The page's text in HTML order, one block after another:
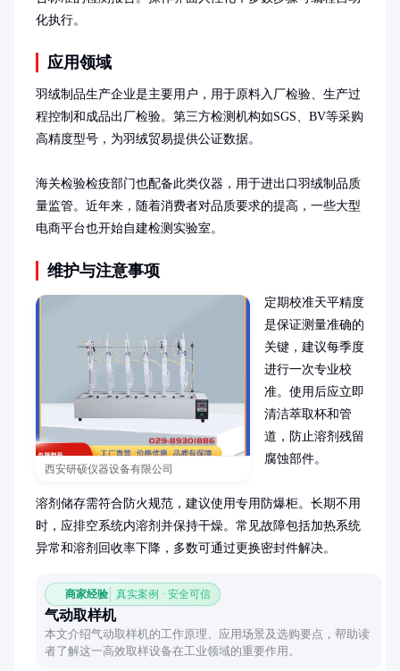
化执行。
应用领域
羽绒制品生产企业是主要用户，用于原料入厂检验、生产过
程控制和成品出厂检验。第三方检测机构如SGS、BV等采购
高精度型号，为羽绒贸易提供公证数据。
海关检验检疫部门也配备此类仪器，用于进出口羽绒制品质
量监管。近年来，随着消费者对品质要求的提高，一些大型
电商平台也开始自建检测实验室。
维护与注意事项
西安研硕仪器设备有限公司
定期校准天平精度
是保证测量准确的
关键，建议每季度
进行一次专业校
准。使用后应立即
清洁萃取杯和管
道，防止溶剂残留
腐蚀部件。
溶剂储存需符合防火规范，建议使用专用防爆柜。长期不用
时，应排空系统内溶剂并保持干燥。常见故障包括加热系统
异常和溶剂回收率下降，多数可通过更换密封件解决。
商家经验 真实案例 · 安全可信
气动取样机
本文介绍气动取样机的工作原理、应用场景及选购要点，帮助读
者了解这一高效取样设备在工业领域的重要作用。